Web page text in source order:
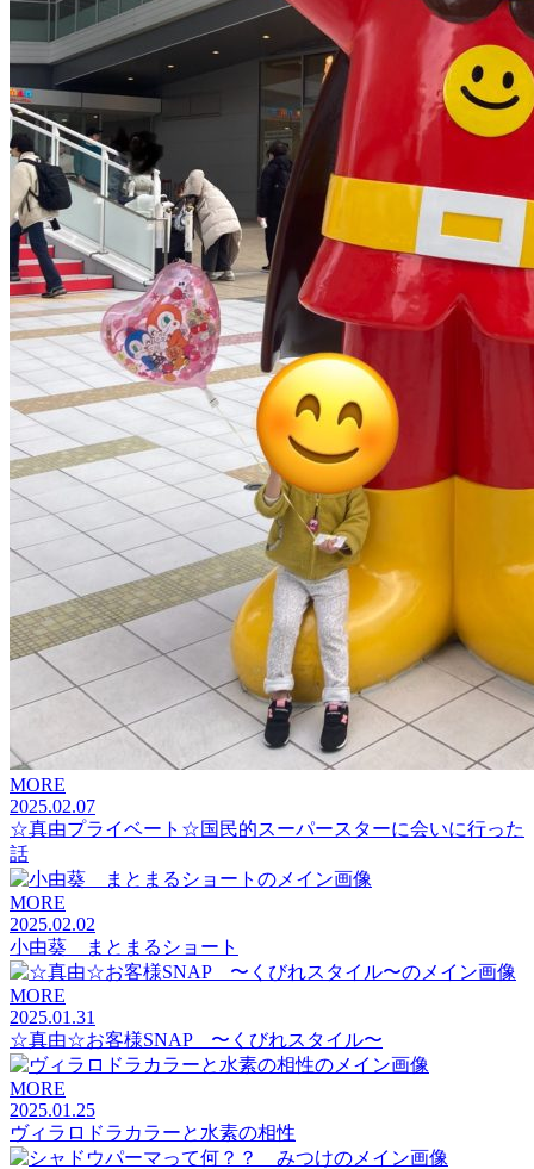
MORE
2025.02.07
☆真由プライベート☆国民的スーパースターに会いに行った
話
MORE
2025.02.02
小由葵 まとまるショート
MORE
2025.01.31
☆真由☆お客様SNAP 〜くびれスタイル〜
MORE
2025.01.25
ヴィラロドラカラーと水素の相性